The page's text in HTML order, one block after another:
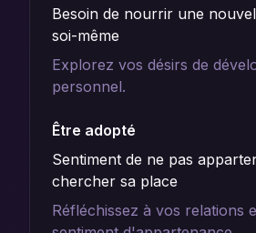
Besoin de nourrir une
soi-même
Explorez vos désirs de
personnel.
Être adopté
Sentiment de ne pas
chercher sa place
Réfléchissez à vos relations